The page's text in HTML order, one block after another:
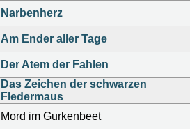
Narbenherz
Am Ender aller Tage
Der Atem der Fahlen
Das Zeichen der schwarzen
Fledermaus
Mord im Gurkenbeet